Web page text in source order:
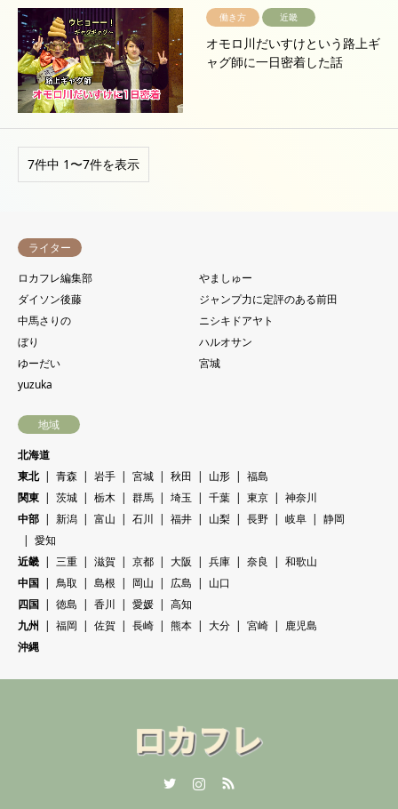
働き方 近畿
オモロ川だいすけという路上ギ
ャグ師に一日密着した話
7件中 1〜7件を表示
ライター
ロカフレ編集部
やましゅー
ダイソン後藤
ジャンプ力に定評のある前田
中馬さりの
ニシキドアヤト
ぼり
ハルオサン
ゆーだい
宮城
yuzuka
地域
北海道
東北
青森 岩手 宮城 秋田 山形
福島
関東
茨城 栃木 群馬 埼玉 千葉 東京
神奈川
中部
新潟 富山 石川 福井 山梨 長野 岐阜
静岡
愛知
近畿
三重 滋賀 京都 大阪 兵庫 奈良
和歌山
中国
鳥取 島根 岡山 広島
山口
四国
徳島 香川 愛媛
高知
九州
福岡 佐賀 長崎 熊本 大分 宮崎
鹿児島
沖縄